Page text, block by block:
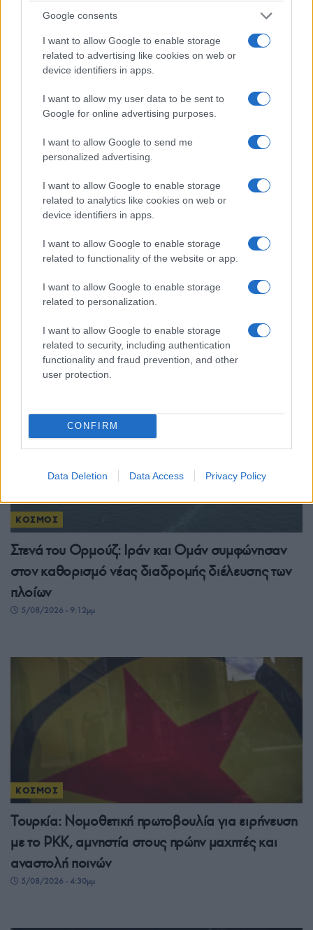
Google consents
I want to allow Google to enable storage
related to advertising like cookies on web or
device identifiers in apps.
I want to allow my user data to be sent to
Google for online advertising purposes.
I want to allow Google to send me
personalized advertising.
I want to allow Google to enable storage
related to analytics like cookies on web or
device identifiers in apps.
I want to allow Google to enable storage
related to functionality of the website or app.
I want to allow Google to enable storage
related to personalization.
I want to allow Google to enable storage
related to security, including authentication
functionality and fraud prevention, and other
user protection.
CONFIRM
Data Deletion Data Access Privacy Policy
Γερμανία: Νέα διάσταση στις απειλές βλέπει το
Βερολίνο μετά τον εντοπισμό drone με εκρηκτικά
στη Λειψία
Πολιτικές αναταράξεις στο Ιράν και διπλωματικός
6/08/2026 - 11:07πμ
ΚΟΣΜΟΣ
Στενά του Ορμούζ: Ιράν και Ομάν συμφώνησαν
στον καθορισμό νέας διαδρομής διέλευσης των
πλοίων
5/08/2026 - 9:12μμ
ΚΟΣΜΟΣ
Τουρκία: Νομοθετική πρωτοβουλία για ειρήνευση
με το PKK, αμνηστία στους πρώην μαχητές και
αναστολή ποινών
5/08/2026 - 4:30μμ